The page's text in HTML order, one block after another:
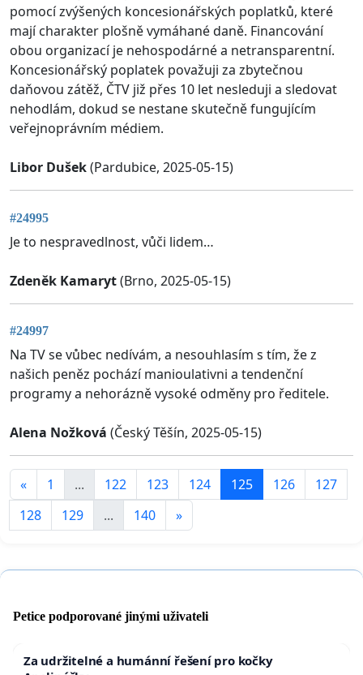
pomocí zvýšených koncesionářských poplatků, které
mají charakter plošně vymáhané daně. Financování
obou organizací je nehospodárné a netransparentní.
Koncesionářský poplatek považuji za zbytečnou
daňovou zátěž, ČTV již přes 10 let nesleduji a sledovat
nehodlám, dokud se nestane skutečně fungujícím
veřejnoprávním médiem.
Libor Dušek(Pardubice, 2025-05-15)
#24995
Je to nespravedlnost, vůči lidem…
Zdeněk Kamaryt(Brno, 2025-05-15)
#24997
Na TV se vůbec nedívám, a nesouhlasím s tím, že z
našich peněz pochází manioulativni a tendenční
programy a nehorázně vysoké odměny pro ředitele.
Alena Nožková (Český Těšín, 2025-05-15)
« 1 ... 122 123 124 125 126
127
128
129 ... 140 »
Petice podporované jinými uživateli
Za udržitelné a humánní řešení pro kočky